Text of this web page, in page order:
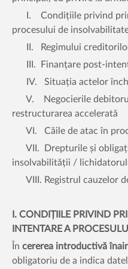
I. Condițiile privind
procesului de
II. Regimului
III. Finanțare post-
IV. Situația actelor
V. Negocierile
restructurarea accelerată
VI. Căile de atac în
VII. Drepturile și
insolvabilității /
VIII. Registrul cauzelor
I. CONDIȚIILE PRIVIND
INTENTARE A
În cererea introductivă
obligatoriu de a indica